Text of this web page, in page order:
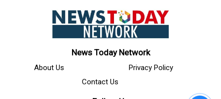
News Today Network
About Us
Privacy Policy
Contact Us